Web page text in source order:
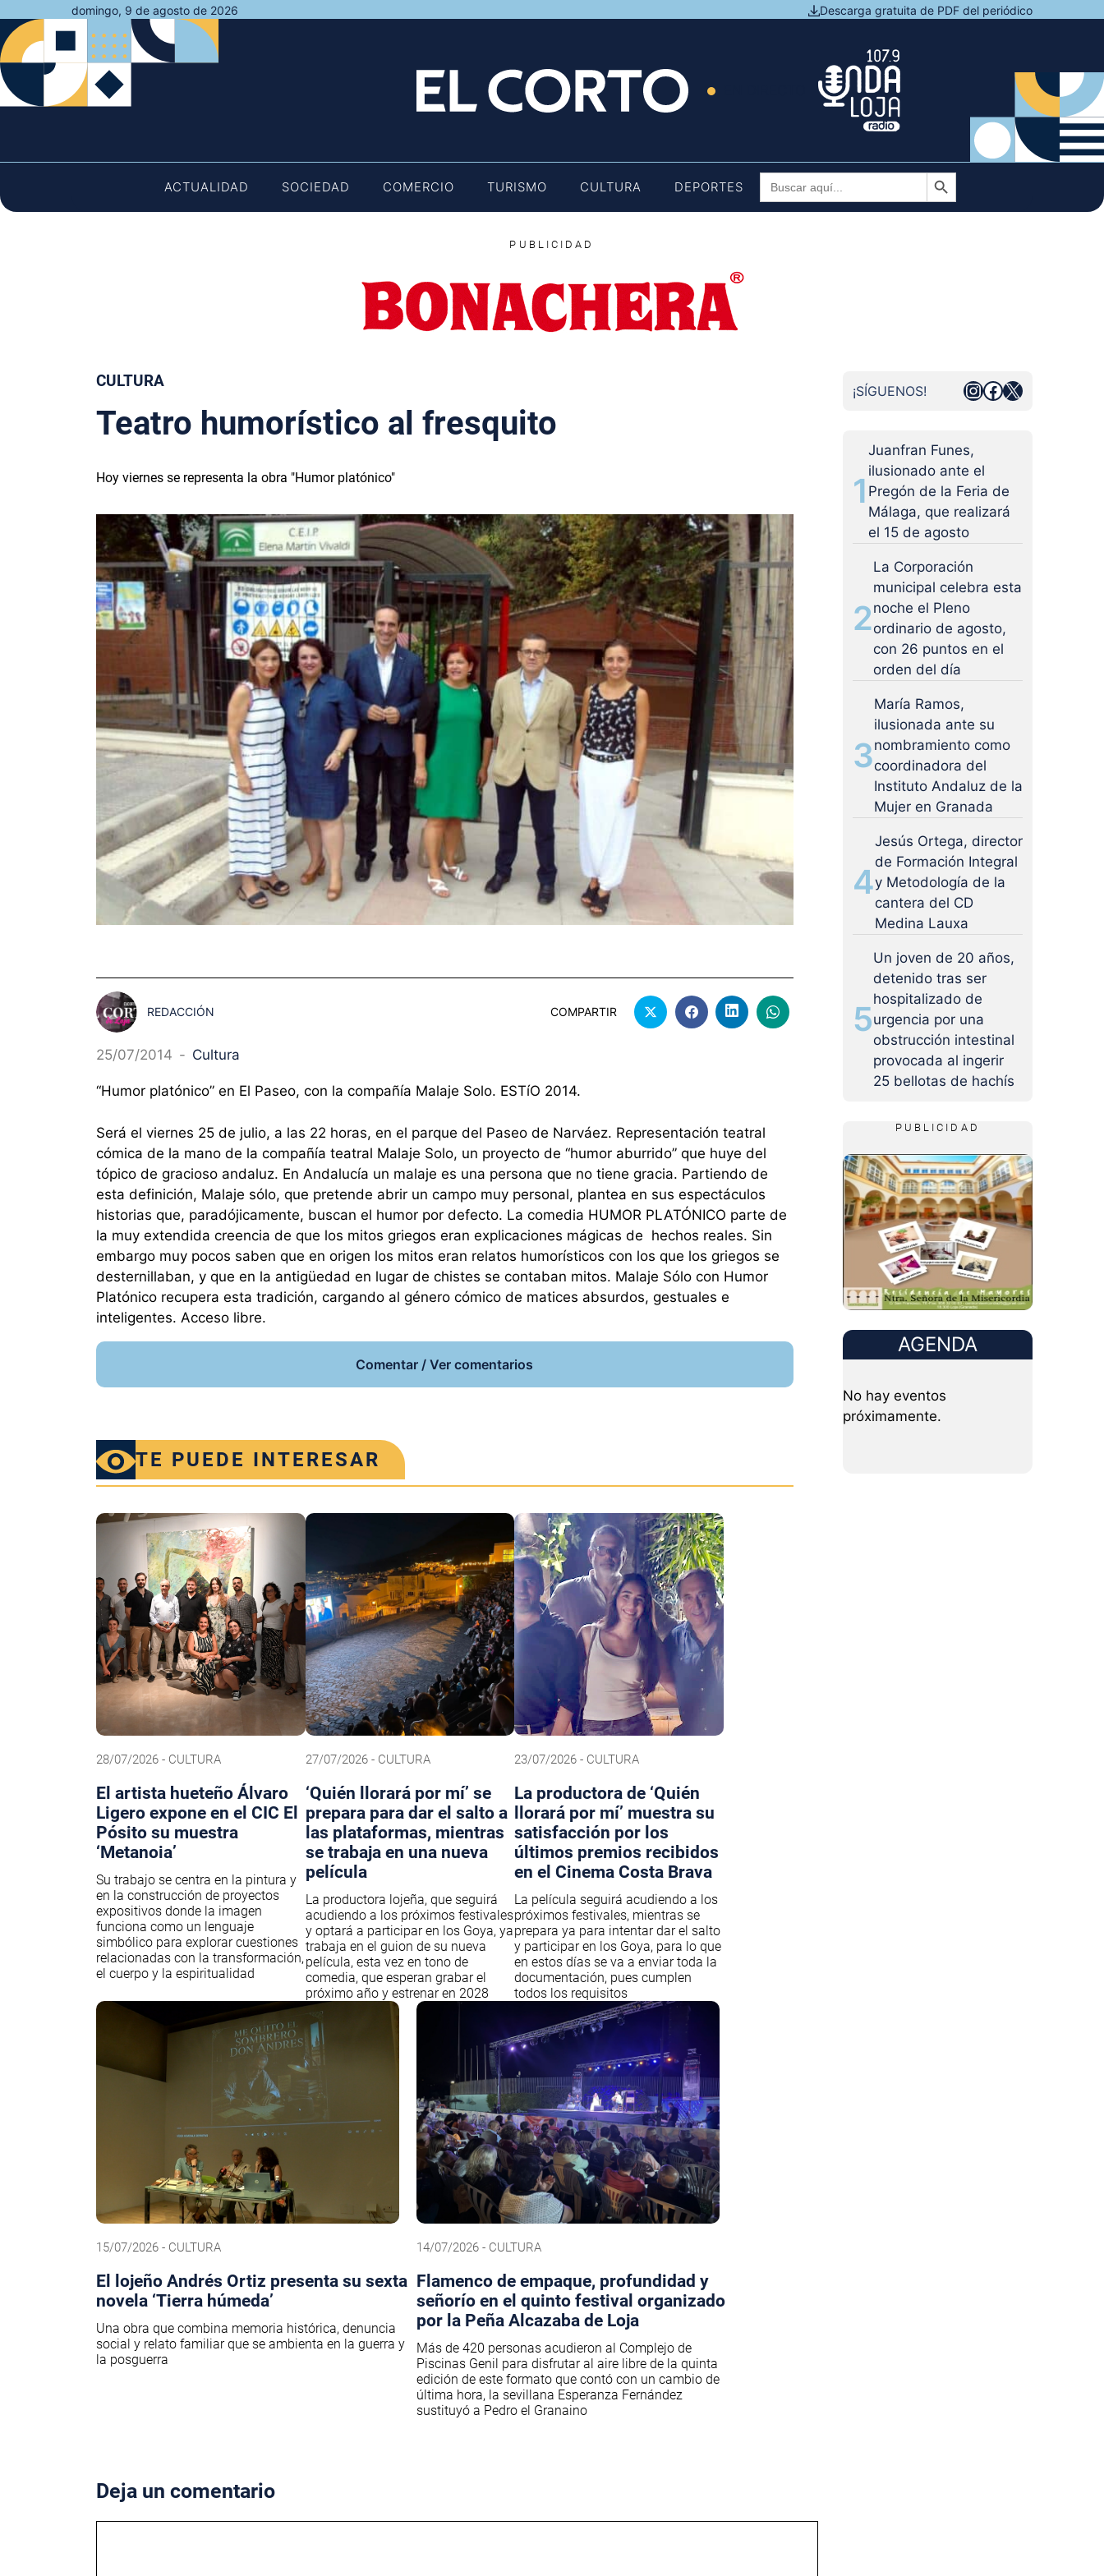
al
contenido
domingo, 9 de agosto de 2026 Descarga gratuita de PDF del periódico
ACTUALIDAD SOCIEDAD COMERCIO TURISMO CULTURA DEPORTES
Buscar: Botón de búsqueda
PUBLICIDAD
CULTURA
Teatro humorístico al fresquito
Hoy viernes se representa la obra "Humor platónico"
REDACCIÓN COMPARTIR
25/07/2014 - Cultura
“Humor platónico” en El Paseo, con la compañía Malaje Solo. ESTíO 2014.
Será el viernes 25 de julio, a las 22 horas, en el parque del Paseo de Narváez. Representación teatral
cómica de la mano de la compañía teatral Malaje Solo, un proyecto de “humor aburrido” que huye del
tópico de gracioso andaluz. En Andalucía un malaje es una persona que no tiene gracia. Partiendo de
esta definición, Malaje sólo, que pretende abrir un campo muy personal, plantea en sus espectáculos
historias que, paradójicamente, buscan el humor por defecto. La comedia HUMOR PLATÓNICO parte de
la muy extendida creencia de que los mitos griegos eran explicaciones mágicas de hechos reales. Sin
embargo muy pocos saben que en origen los mitos eran relatos humorísticos con los que los griegos se
desternillaban, y que en la antigüedad en lugar de chistes se contaban mitos. Malaje Sólo con Humor
Platónico recupera esta tradición, cargando al género cómico de matices absurdos, gestuales e
inteligentes. Acceso libre.
Comentar / Ver comentarios
TE PUEDE INTERESAR
28/07/2026 - CULTURA
El artista hueteño Álvaro
Ligero expone en el CIC El
Pósito su muestra
‘Metanoia’
Su trabajo se centra en la pintura y
en la construcción de proyectos
expositivos donde la imagen
funciona como un lenguaje
simbólico para explorar cuestiones
relacionadas con la transformación,
el cuerpo y la espiritualidad
27/07/2026 - CULTURA
‘Quién llorará por mí’ se
prepara para dar el salto a
las plataformas, mientras
se trabaja en una nueva
película
La productora lojeña, que seguirá
acudiendo a los próximos festivales
y optará a participar en los Goya, ya
trabaja en el guion de su nueva
película, esta vez en tono de
comedia, que esperan grabar el
próximo año y estrenar en 2028
23/07/2026 - CULTURA
La productora de ‘Quién
llorará por mí’ muestra su
satisfacción por los
últimos premios recibidos
en el Cinema Costa Brava
La película seguirá acudiendo a los
próximos festivales, mientras se
prepara ya para intentar dar el salto
y participar en los Goya, para lo que
en estos días se va a enviar toda la
documentación, pues cumplen
todos los requisitos
15/07/2026 - CULTURA
El lojeño Andrés Ortiz presenta su sexta
novela ‘Tierra húmeda’
Una obra que combina memoria histórica, denuncia
social y relato familiar que se ambienta en la guerra y
la posguerra
14/07/2026 - CULTURA
Flamenco de empaque, profundidad y
señorío en el quinto festival organizado
por la Peña Alcazaba de Loja
Más de 420 personas acudieron al Complejo de
Piscinas Genil para disfrutar al aire libre de la quinta
edición de este formato que contó con un cambio de
última hora, la sevillana Esperanza Fernández
sustituyó a Pedro el Granaino
Deja un comentario
¡SÍGUENOS! Instagram
Facebook
X
1
Juanfran Funes,
ilusionado ante el
Pregón de la Feria de
Málaga, que realizará
el 15 de agosto
2
La Corporación
municipal celebra esta
noche el Pleno
ordinario de agosto,
con 26 puntos en el
orden del día
3
María Ramos,
ilusionada ante su
nombramiento como
coordinadora del
Instituto Andaluz de la
Mujer en Granada
4
Jesús Ortega, director
de Formación Integral
y Metodología de la
cantera del CD
Medina Lauxa
5
Un joven de 20 años,
detenido tras ser
hospitalizado de
urgencia por una
obstrucción intestinal
provocada al ingerir
25 bellotas de hachís
PUBLICIDAD
AGENDA
No hay eventos
próximamente.